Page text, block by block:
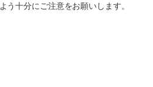
十分にご注意をお願いします。